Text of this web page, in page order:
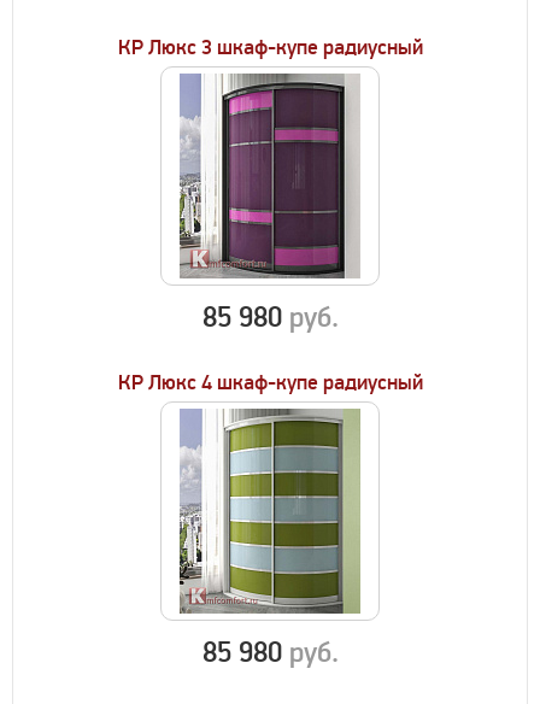
КР Люкс 3 шкаф-купе радиусный
85 980 руб.
КР Люкс 4 шкаф-купе радиусный
85 980 руб.